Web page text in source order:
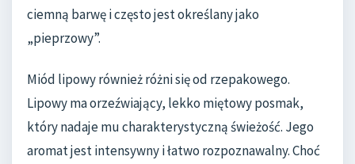
ciemną barwę i często jest określany jako
„pieprzowy”.
Miód lipowy również różni się od rzepakowego.
Lipowy ma orzeźwiający, lekko miętowy posmak,
który nadaje mu charakterystyczną świeżość. Jego
aromat jest intensywny i łatwo rozpoznawalny. Choć